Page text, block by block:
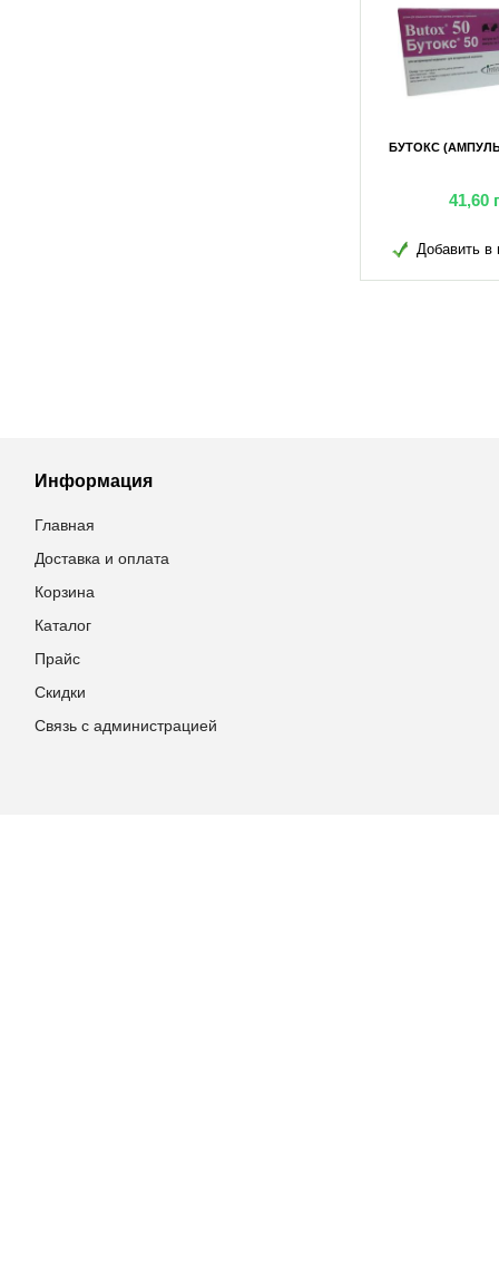
БУТОКС
41,60
Добавить в
Информация
Главная
Доставка и оплата
Корзина
Каталог
Прайс
Скидки
Связь с администрацией